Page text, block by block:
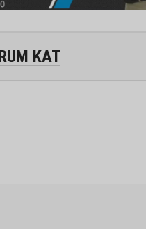
KAT